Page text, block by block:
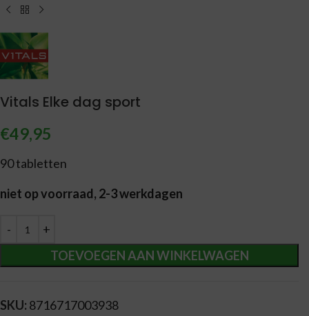
Vitals Elke dag sport
€49,95
90 tabletten
niet op voorraad, 2-3 werkdagen
TOEVOEGEN AAN WINKELWAGEN
Alternative:
SKU: 8716717003938